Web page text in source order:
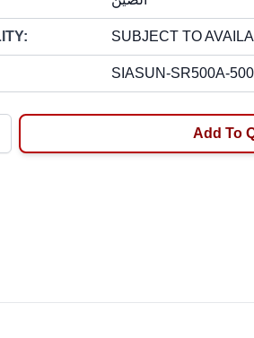
SUBJECT TO
SIASUN-SR500A-
Add To